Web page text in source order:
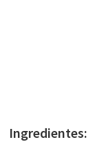
Ingredientes: